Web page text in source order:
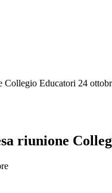
Collegio Educatori 24
riunione